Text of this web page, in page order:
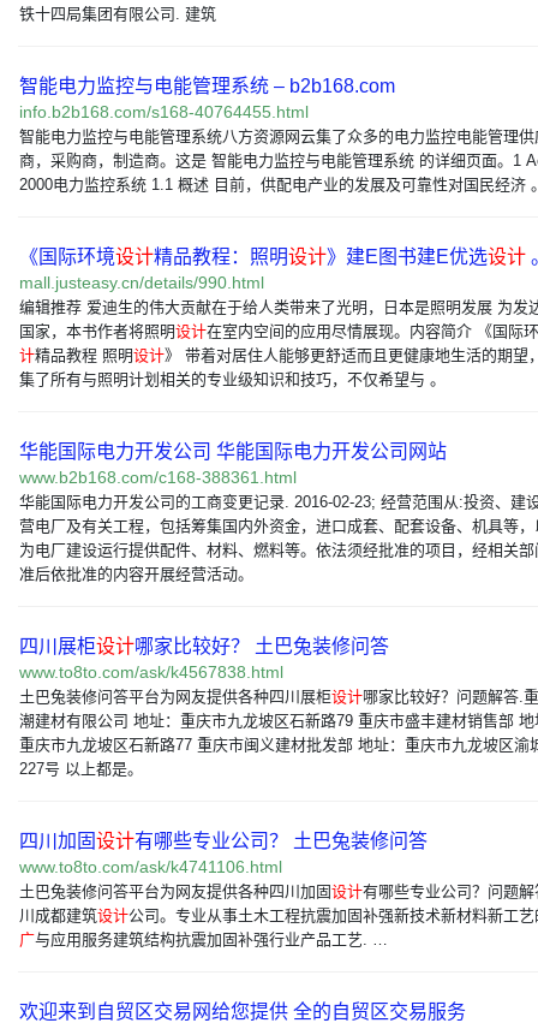
铁十四局集团有限公司. 建筑
智能电力监控与电能管理系统 – b2b168.com
info.b2b168.com/s168-40764455.html
智能电力监控与电能管理系统八方资源网云集了众多的电力监控电能管理供
商，采购商，制造商。这是 智能电力监控与电能管理系统 的详细页面。1
2000电力监控系统 1.1 概述 目前，供配电产业的发展及可靠性对国民经济
《国际环境设计精品教程：照明设计》建E图书建E优选设计
mall.justeasy.cn/details/990.html
编辑推荐 爱迪生的伟大贡献在于给人类带来了光明，日本是照明发展 为发
国家，本书作者将照明设计在室内空间的应用尽情展现。内容简介 《国际
计精品教程 照明设计》 带着对居住人能够更舒适而且更健康地生活的期望
集了所有与照明计划相关的专业级知识和技巧，不仅希望与 。
华能国际电力开发公司 华能国际电力开发公司网站
www.b2b168.com/c168-388361.html
华能国际电力开发公司的工商变更记录. 2016-02-23; 经营范围从:投资、建
营电厂及有关工程，包括筹集国内外资金，进口成套、配套设备、机具等，
为电厂建设运行提供配件、材料、燃料等。依法须经批准的项目，经相关部
准后依批准的内容开展经营活动。
四川展柜设计哪家比较好？ 土巴兔装修问答
www.to8to.com/ask/k4567838.html
土巴兔装修问答平台为网友提供各种四川展柜设计哪家比较好？问题解答.
潮建材有限公司 地址：重庆市九龙坡区石新路79 重庆市盛丰建材销售部 地
重庆市九龙坡区石新路77 重庆市闽义建材批发部 地址：重庆市九龙坡区渝
227号 以上都是。
四川加固设计有哪些专业公司？ 土巴兔装修问答
www.to8to.com/ask/k4741106.html
土巴兔装修问答平台为网友提供各种四川加固设计有哪些专业公司？问题
川成都建筑设计公司。专业从事土木工程抗震加固补强新技术新材料新工艺
广与应用服务建筑结构抗震加固补强行业产品工艺. …
欢迎来到自贸区交易网给您提供 全的自贸区交易服务